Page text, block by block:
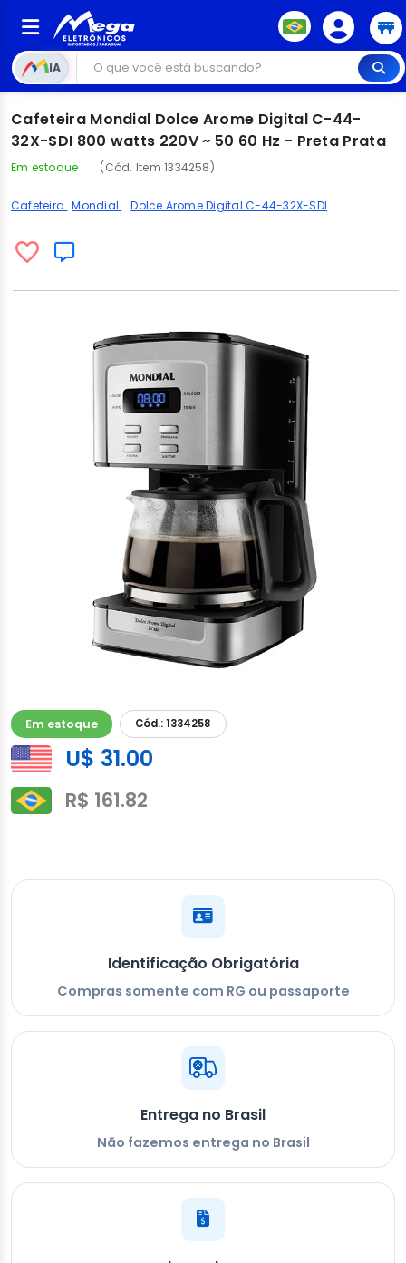
IA
Cafeteira Mondial Dolce Arome Digital C-44-
32X-SDI 800 watts 220V ~ 50 60 Hz - Preta Prata
Em estoque (Cód. Item 1334258)
Cafeteira Mondial Dolce Arome Digital C-44-32X-SDI
Em estoque Cód.: 1334258
U$ 31.00
R$ 161.82
Identificação Obrigatória
Compras somente com RG ou passaporte
Entrega no Brasil
Não fazemos entrega no Brasil